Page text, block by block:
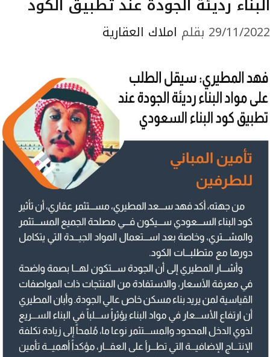
29/11/2022 بقلم املاك العقارية